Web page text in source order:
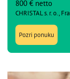
800 € netto
CHRISTAL s. r. o.,
Pozri ponuku